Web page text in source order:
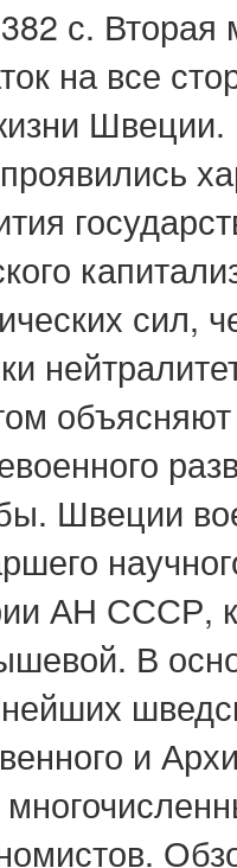
с. Вторая
на все
сил,
Швеции
АН СССР,
В
и